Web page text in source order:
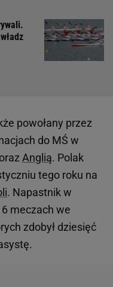
powołany przez
do MŚ w
oraz Anglią. Polak
tego roku na
. Napastnik w
meczach we
zdobył dziesięć